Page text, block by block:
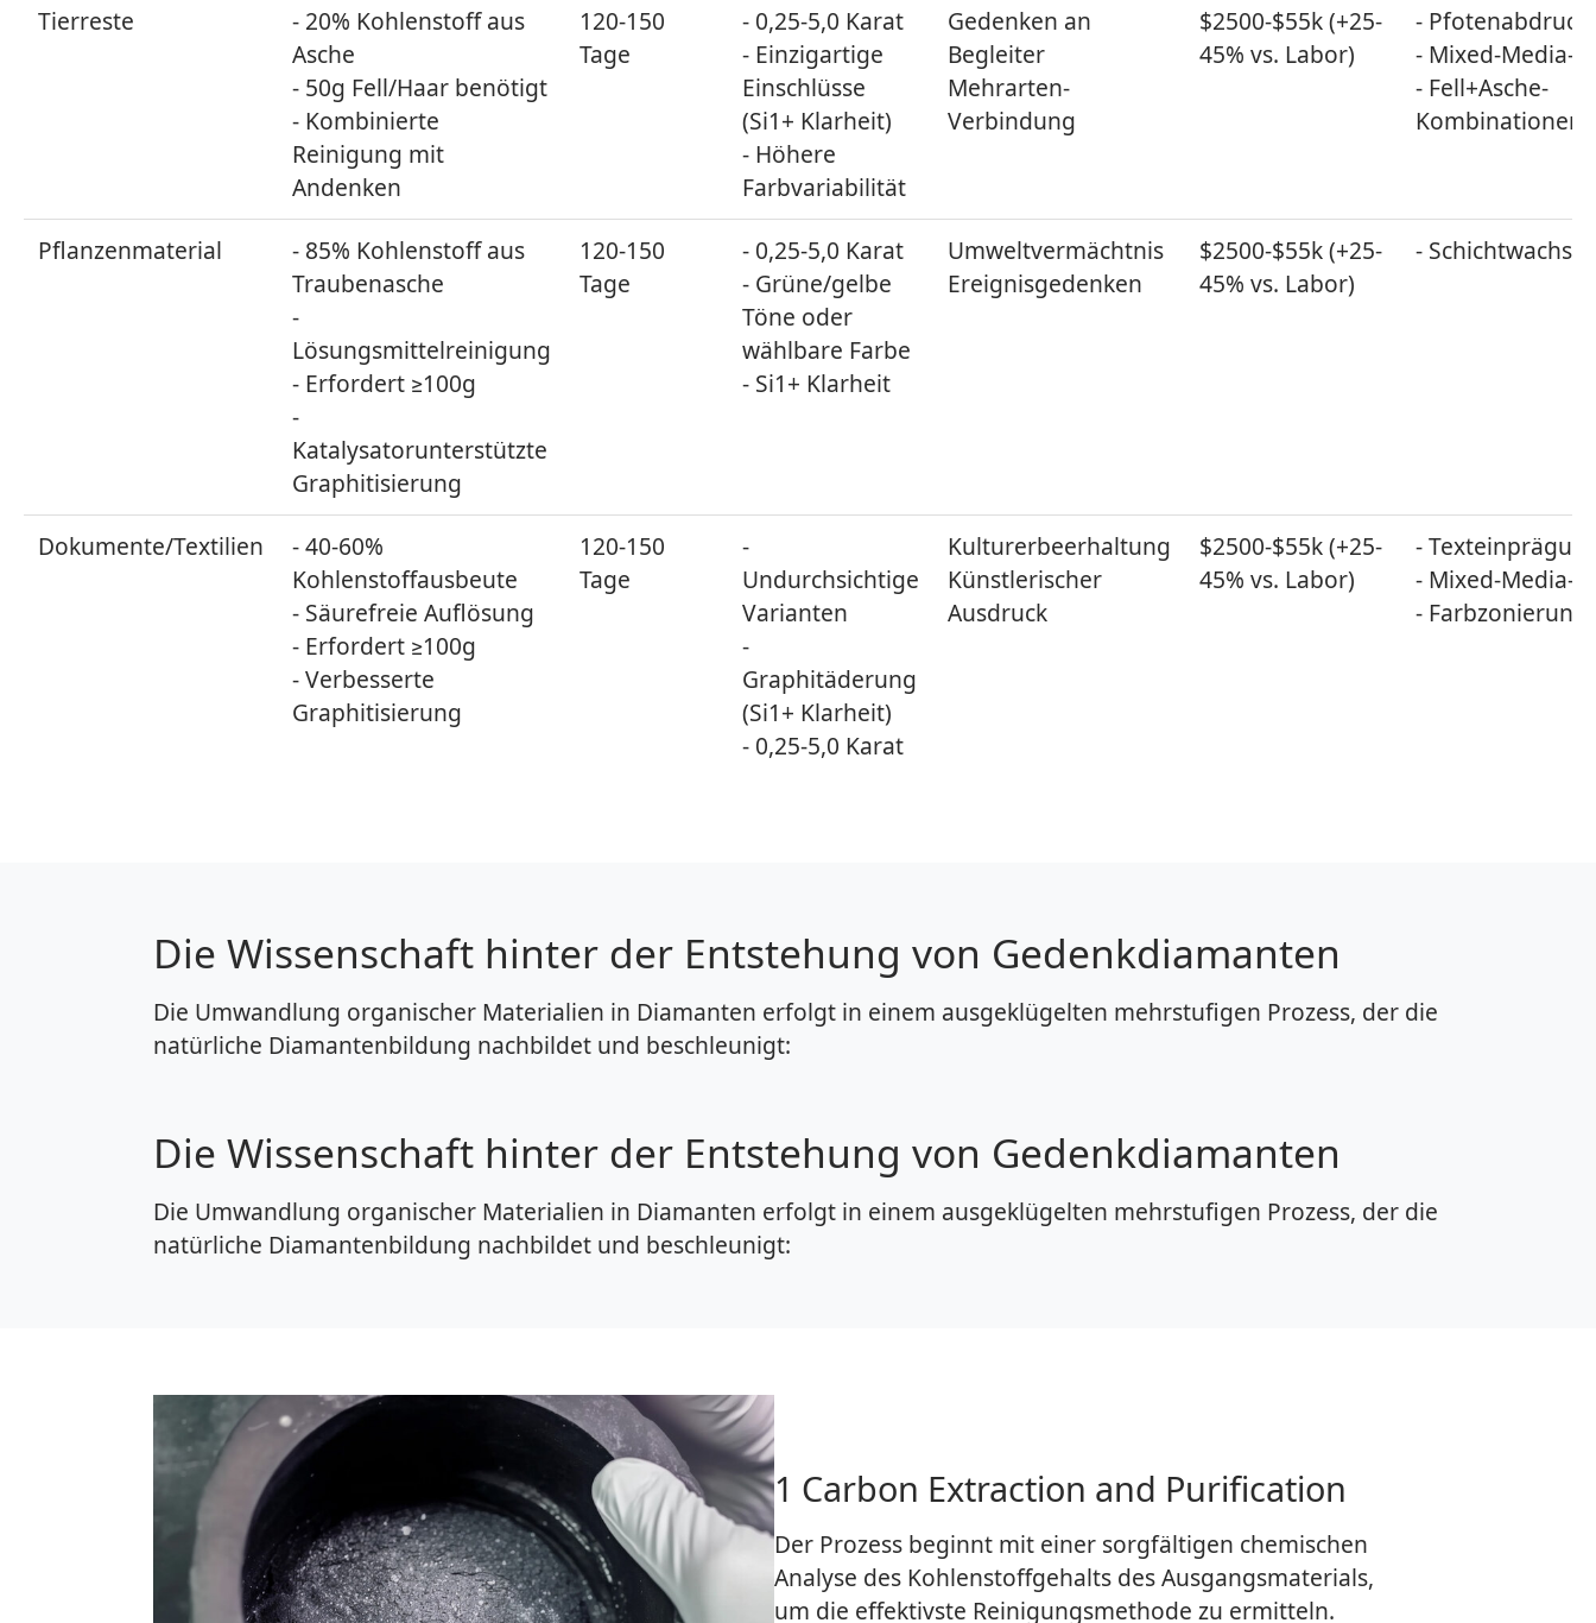
Tierreste
- 20% Kohlenstoff aus
Asche
- 50g Fell/Haar benötigt
- Kombinierte
Reinigung mit
Andenken
120-150
Tage
- 0,25-5,0 Karat
- Einzigartige
Einschlüsse
(Si1+ Klarheit)
- Höhere
Farbvariabilität
Gedenken an
Begleiter
Mehrarten-
Verbindung
$2500-$55k (+25-
45% vs. Labor)
-
- Mixed-Media-
- Fell+Asche-
Kombinationen
Pflanzenmaterial
- 85% Kohlenstoff aus
Traubenasche
-
Lösungsmittelreinigung
- Erfordert ≥100g
-
Katalysatorunterstützte
Graphitisierung
120-150
Tage
- 0,25-5,0 Karat
- Grüne/gelbe
Töne oder
wählbare Farbe
- Si1+ Klarheit
Umweltvermächtnis
Ereignisgedenken
$2500-$55k (+25-
45% vs. Labor)
-
Dokumente/Textilien
- 40-60%
Kohlenstoffausbeute
- Säurefreie Auflösung
- Erfordert ≥100g
- Verbesserte
Graphitisierung
120-150
Tage
-
Undurchsichtige
Varianten
-
Graphitäderung
(Si1+ Klarheit)
- 0,25-5,0 Karat
Kulturerbeerhaltung
Künstlerischer
Ausdruck
$2500-$55k (+25-
45% vs. Labor)
-
- Mixed-Media-
- Farbzonierung
Die Wissenschaft hinter der Entstehung von Gedenkdiamanten
Die Umwandlung organischer Materialien in Diamanten erfolgt in einem ausgeklügelten mehrstufigen Prozess, der die
natürliche Diamantenbildung nachbildet und beschleunigt:
Die Wissenschaft hinter der Entstehung von Gedenkdiamanten
Die Umwandlung organischer Materialien in Diamanten erfolgt in einem ausgeklügelten mehrstufigen Prozess, der die
natürliche Diamantenbildung nachbildet und beschleunigt:
1 Carbon Extraction and Purification
Der Prozess beginnt mit einer sorgfältigen chemischen
Analyse des Kohlenstoffgehalts des Ausgangsmaterials,
um die effektivste Reinigungsmethode zu ermitteln.